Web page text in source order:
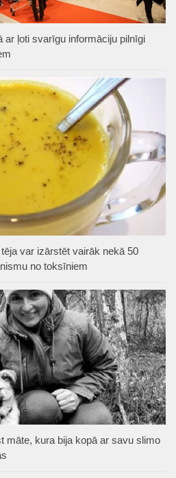
ar ļoti svarīgu informāciju pilnīgi
var izārstēt vairāk nekā 50
no toksīniem
māte, kura bija kopā ar savu slimo